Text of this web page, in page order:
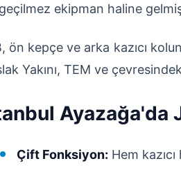
ekipman haline
ön kepçe ve arka kazıcı
Yakını, TEM ve
Ayazağa'da
Çift Fonksiyon: Hem